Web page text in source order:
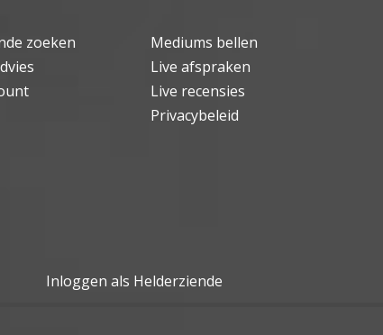
zoeken
Mediums bellen
Live afspraken
Live recensies
Privacybeleid
Inloggen als Helderziende